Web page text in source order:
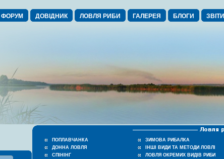
ФОРУМ ДОВІДНИК ЛОВЛЯ РИБИ ГАЛЕРЕЯ БЛОГИ ЗВІТИ
ПОПЛАВЧАНКА
ДОННА ЛОВЛЯ
СПІНІНГ
ЗИМОВА РИБАЛКА
ІНШІ ВИДИ ТА МЕТОДИ ЛОВЛІ
ЛОВЛЯ ОКРЕМИХ ВИДІВ РИБИ